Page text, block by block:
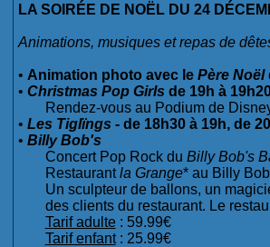
LA SOIRÉE DE NOËL DU 24
Animations, musiques et repas de
• Animation photo avec le Père Noël
• Christmas Pop Girls de 19h à
Rendez-vous au Podium de
• Les Tiglïngs - de 18h30 à 19h, de
• Billy Bob's
Concert Pop Rock du Billy Bob's
Restaurantla Grange* au Billy
Un sculpteur de ballons, un
des clients du restaurant. Le
Tarif adulte: 59.99€
Tarif enfant: 25.99€